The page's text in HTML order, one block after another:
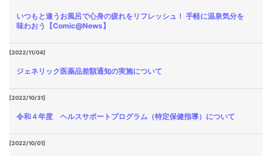
いつもと違うお風呂で心身の疲れをリフレッシュ！ 手軽に温泉気分を
味わおう【Comic@News】
[2022/11/04]
ジェネリック医薬品差額通知の実施について
[2022/10/31]
令和４年度 ヘルスサポートプログラム（特定保健指導）について
[2022/10/01]